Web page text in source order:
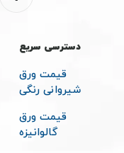
دسترسی سریع
قیمت ورق
شیروانی رنگی
قیمت ورق
گالوانیزه